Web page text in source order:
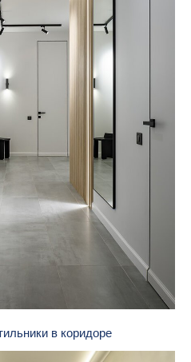
в коридоре